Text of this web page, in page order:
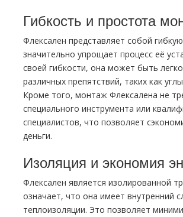
Гибкость и простота
Флексален представляет собой
значительно упрощает процесс её
своей гибкости, она может быть легко
различных препятствий, таких как
Кроме того, монтаж Флексалена не
специального инструмента или
специалистов, что позволяет
деньги.
Изоляция и экономия
Флексален является изолированной
означает, что она имеет внутренний
теплоизоляции. Это позволяет